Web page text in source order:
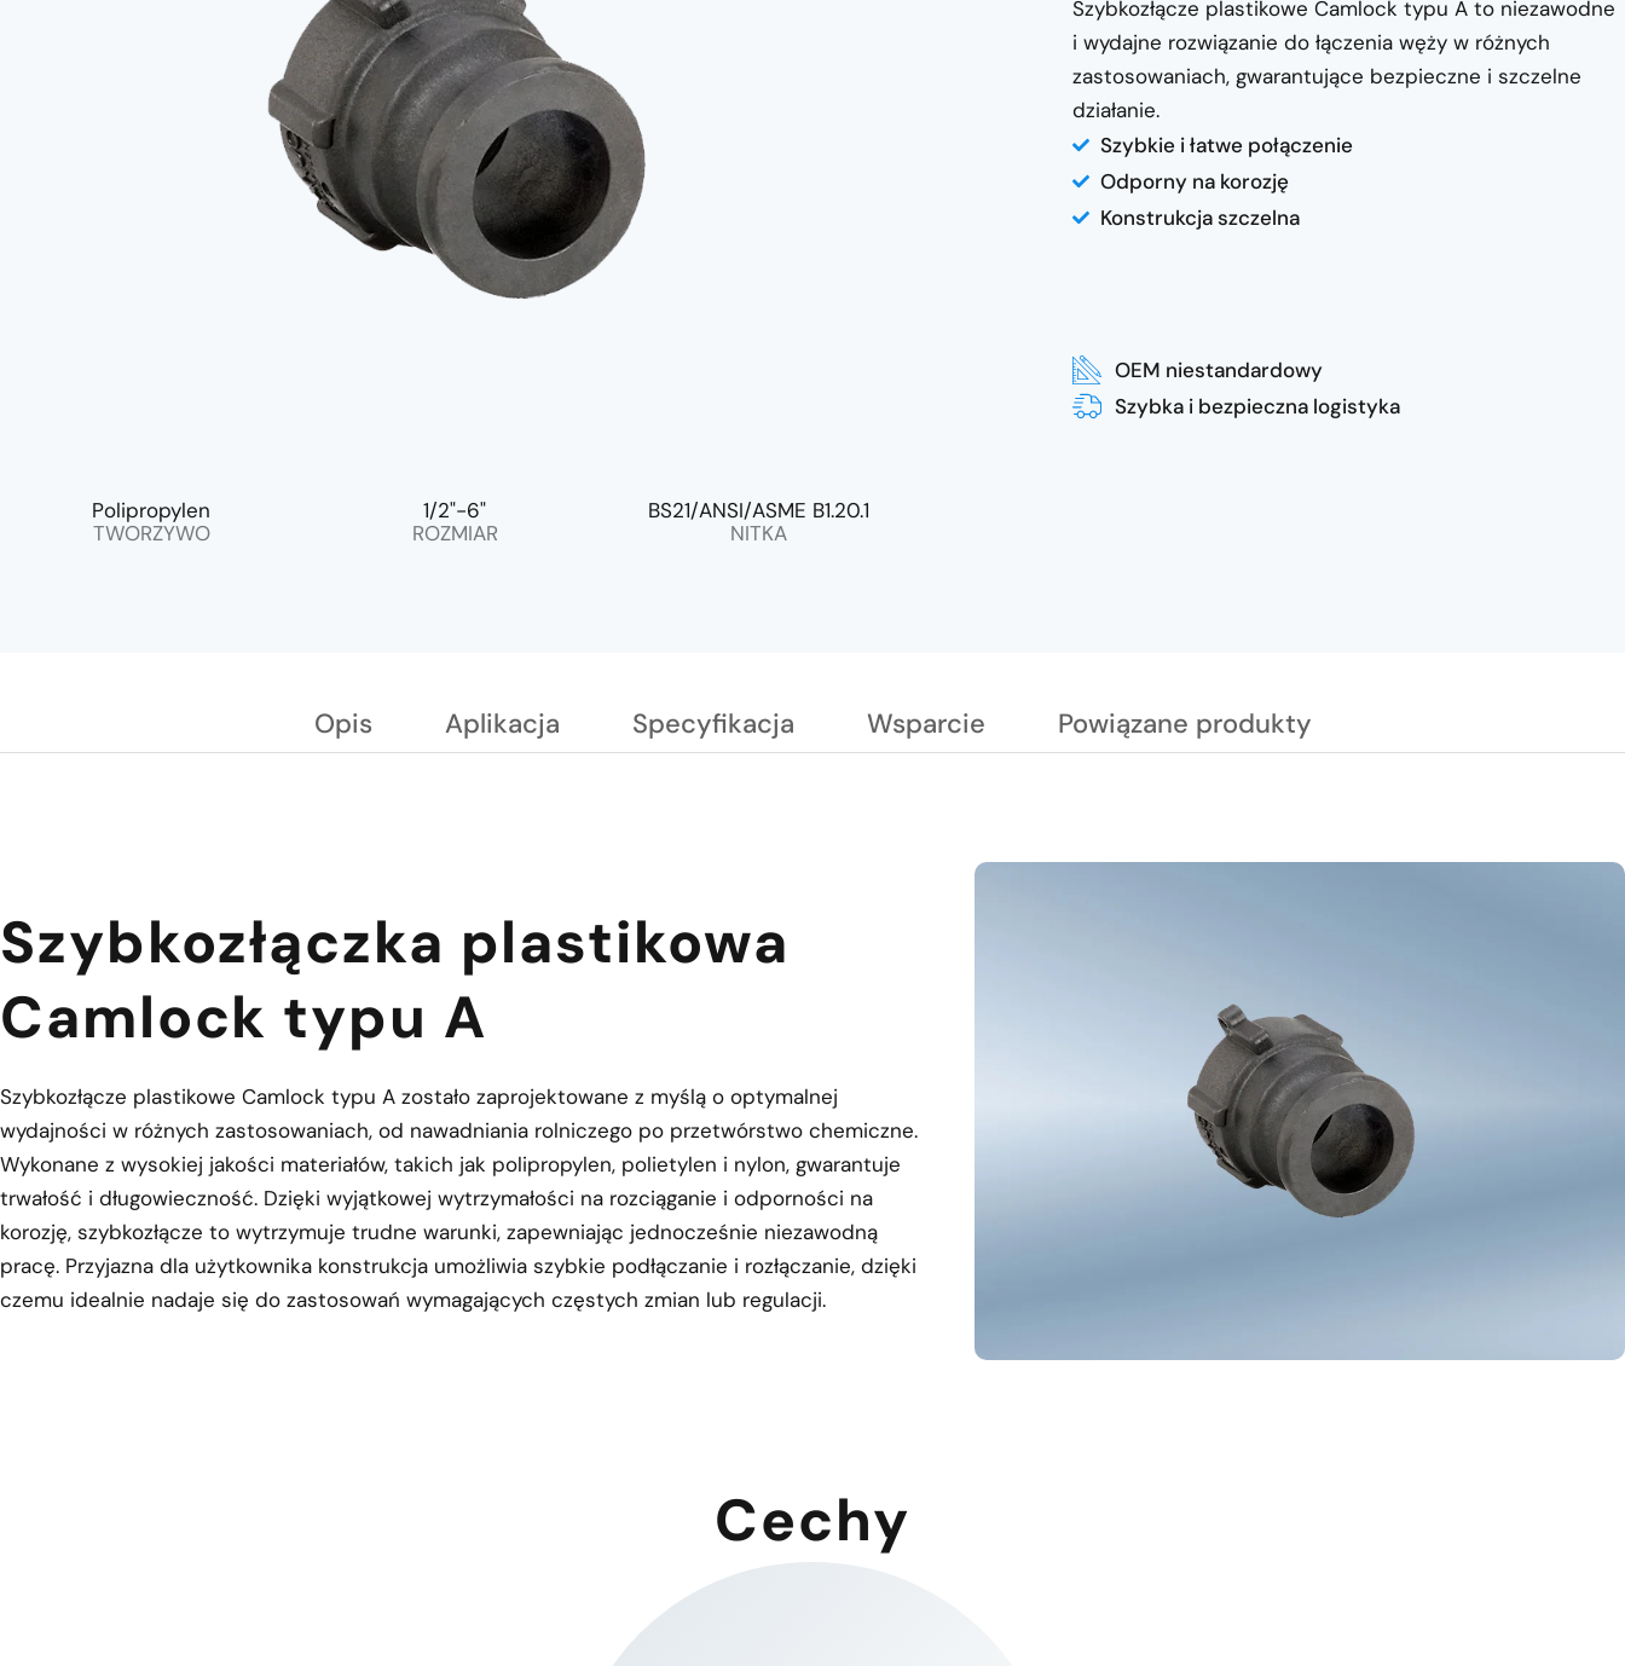
Polipropylen
TWORZYWO
1/2"-6"
ROZMIAR
BS21/ANSI/ASME B1.20.1
NITKA
Szybkozłącze plastikowe Camlock typu A to niezawodne
i wydajne rozwiązanie do łączenia węży w różnych
zastosowaniach, gwarantujące bezpieczne i szczelne
działanie.
Szybkie i łatwe połączenie
Odporny na korozję
Konstrukcja szczelna
OEM niestandardowy
Szybka i bezpieczna logistyka
Opis Aplikacja Specyfikacja Wsparcie Powiązane produkty
Szybkozłączka plastikowa
Camlock typu A
Szybkozłącze plastikowe Camlock typu A zostało zaprojektowane z myślą o optymalnej
wydajności w różnych zastosowaniach, od nawadniania rolniczego po przetwórstwo chemiczne.
Wykonane z wysokiej jakości materiałów, takich jak polipropylen, polietylen i nylon, gwarantuje
trwałość i długowieczność. Dzięki wyjątkowej wytrzymałości na rozciąganie i odporności na
korozję, szybkozłącze to wytrzymuje trudne warunki, zapewniając jednocześnie niezawodną
pracę. Przyjazna dla użytkownika konstrukcja umożliwia szybkie podłączanie i rozłączanie, dzięki
czemu idealnie nadaje się do zastosowań wymagających częstych zmian lub regulacji.
Cechy